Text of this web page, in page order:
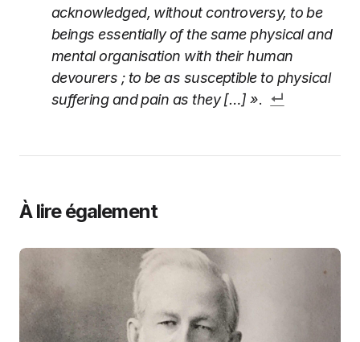
acknowledged, without controversy, to be
beings essentially of the same physical and
mental organisation with their human
devourers ; to be as susceptible to physical
suffering and pain as they […] ».
À lire également